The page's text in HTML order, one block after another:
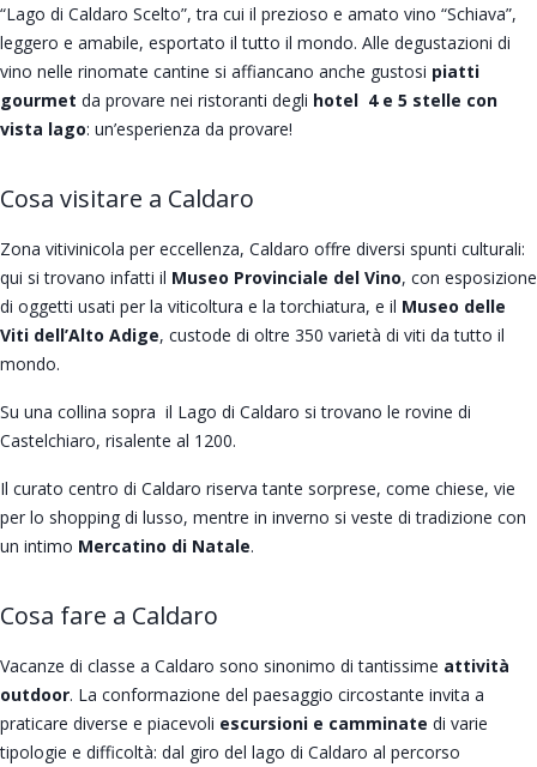
“Lago di Caldaro Scelto”, tra cui il prezioso e amato vino “Schiava”,
leggero e amabile, esportato il tutto il mondo. Alle degustazioni di
vino nelle rinomate cantine si affiancano anche gustosi piatti
gourmet da provare nei ristoranti degli hotel 4 e 5 stelle con
vista lago: un’esperienza da provare!
Cosa visitare a Caldaro
Zona vitivinicola per eccellenza, Caldaro offre diversi spunti culturali:
qui si trovano infatti il Museo Provinciale del Vino, con esposizione
di oggetti usati per la viticoltura e la torchiatura, e il Museo delle
Viti dell’Alto Adige, custode di oltre 350 varietà di viti da tutto il
mondo.
Su una collina sopra il Lago di Caldaro si trovano le rovine di
Castelchiaro, risalente al 1200.
Il curato centro di Caldaro riserva tante sorprese, come chiese, vie
per lo shopping di lusso, mentre in inverno si veste di tradizione con
un intimo Mercatino di Natale.
Cosa fare a Caldaro
Vacanze di classe a Caldaro sono sinonimo di tantissime attività
outdoor. La conformazione del paesaggio circostante invita a
praticare diverse e piacevoli escursioni e camminate di varie
tipologie e difficoltà: dal giro del lago di Caldaro al percorso